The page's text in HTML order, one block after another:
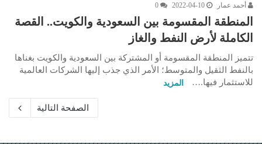
أحمد عمار 2022-04-10
0
المنطقة المقسومة بين السعودية والكويت.. القصة
الكاملة لأرض النفط والغاز
تتميز المنطقة المقسومة أو المشتركة بين السعودية والكويت بغناها
بالنفط الثقيل والمتوسط؛ الأمر الذي جذب إليها الشركات العالمية
للاستثمار فيها.…
المزيد
الصفحة التالية